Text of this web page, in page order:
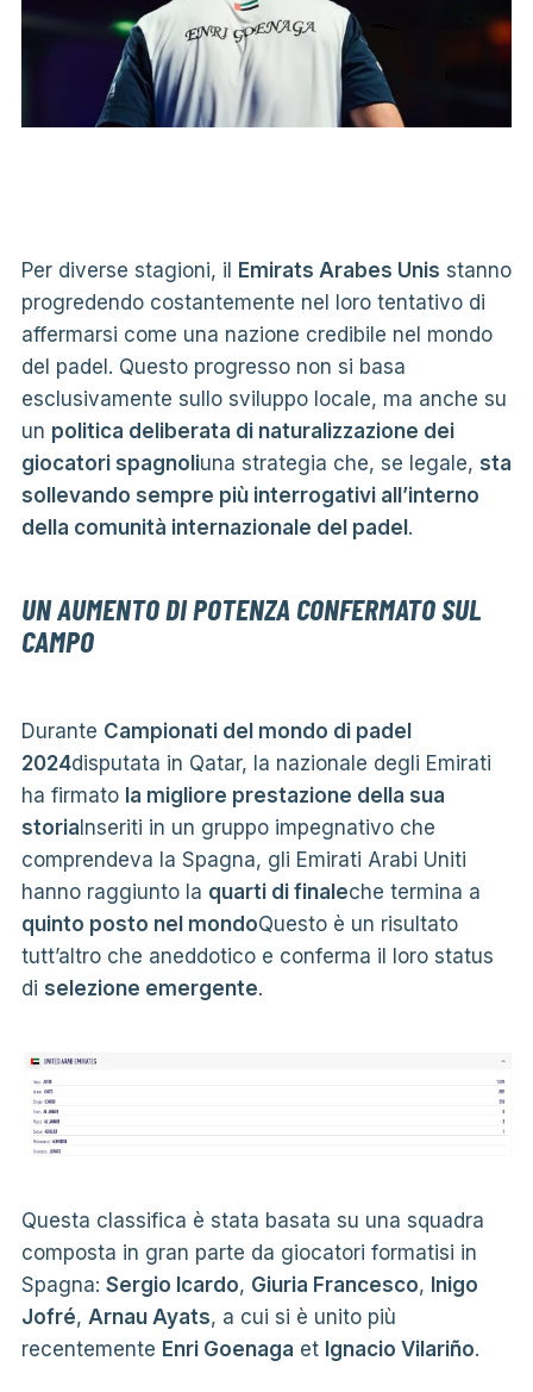
Per diverse stagioni, il Emirats Arabes Unis stanno
progredendo costantemente nel loro tentativo di
affermarsi come una nazione credibile nel mondo
del padel. Questo progresso non si basa
esclusivamente sullo sviluppo locale, ma anche su
un politica deliberata di naturalizzazione dei
giocatori spagnoliuna strategia che, se legale, sta
sollevando sempre più interrogativi all’interno
della comunità internazionale del padel .
UN AUMENTO DI POTENZA CONFERMATO SUL
CAMPO
Durante Campionati del mondo di padel
2024disputata in Qatar, la nazionale degli Emirati
ha firmato la migliore prestazione della sua
storia Inseriti in un gruppo impegnativo che
comprendeva la Spagna, gli Emirati Arabi Uniti
hanno raggiunto la quarti di finaleche termina a
quinto posto nel mondoQuesto è un risultato
tutt’altro che aneddotico e conferma il loro status
di selezione emergente.
Questa classifica è stata basata su una squadra
composta in gran parte da giocatori formatisi in
Spagna: Sergio Icardo, Giuria Francesco, Inigo
Jofré, Arnau Ayats, a cui si è unito più
recentemente Enri Goenaga et Ignacio Vilariño.